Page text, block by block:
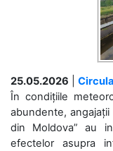
25.05.2026
În condițiile
abundente,
din Moldova” au
efectelor asupra